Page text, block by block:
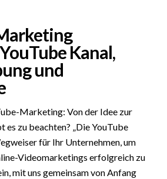
Kanal,
und
Marketing: Von der Idee zur
es zu beachten? „Die YouTube
für Ihr Unternehmen, um
Videomarketings erfolgreich zu
mit uns gemeinsam von Anfang